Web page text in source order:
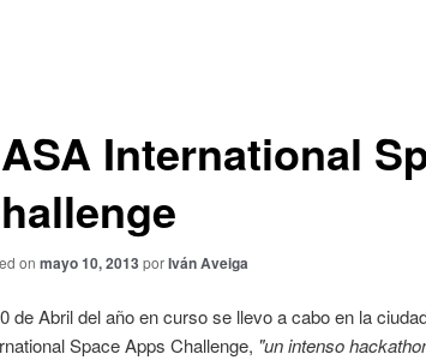
International
on mayo 10, 2013 porIván Aveiga
de Abril del año en curso se llevo a cabo en la
Space Apps Challenge, "un intenso